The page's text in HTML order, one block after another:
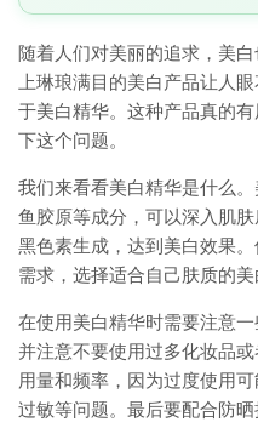
随着人们对美丽的追求，美
上琳琅满目的美白产品让人
于美白精华。这种产品真的
下这个问题。
我们来看看美白精华是什么
鱼胶原等成分，可以深入肌
黑色素生成，达到美白效果
需求，选择适合自己肤质的
在使用美白精华时需要注意
并注意不要使用过多化妆品
用量和频率，因为过度使用
过敏等问题。最后要配合防